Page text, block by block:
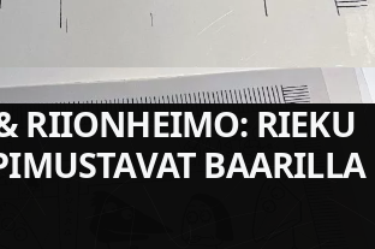
RIIONHEIMO: RIEKU
BAARILLA